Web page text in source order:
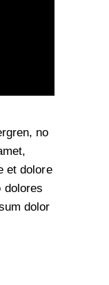
no
et dolore
dolores
dolor